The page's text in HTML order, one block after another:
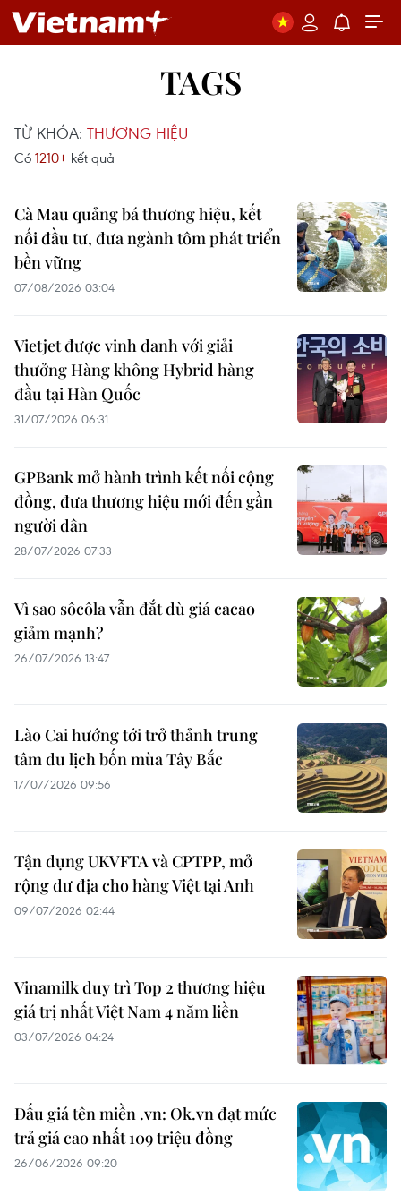
TAGS
TỪ KHÓA: THƯƠNG HIỆU
Có 1210+ kết quả
Cà Mau quảng bá thương hiệu, kết
nối đầu tư, đưa ngành tôm phát triển
bền vững
07/08/2026 03:04
Vietjet được vinh danh với giải
thưởng Hàng không Hybrid hàng
đầu tại Hàn Quốc
31/07/2026 06:31
GPBank mở hành trình kết nối cộng
đồng, đưa thương hiệu mới đến gần
người dân
28/07/2026 07:33
Vì sao sôcôla vẫn đắt dù giá cacao
giảm mạnh?
26/07/2026 13:47
Lào Cai hướng tới trở thảnh trung
tâm du lịch bốn mùa Tây Bắc
17/07/2026 09:56
Tận dụng UKVFTA và CPTPP, mở
rộng dư địa cho hàng Việt tại Anh
09/07/2026 02:44
Vinamilk duy trì Top 2 thương hiệu
giá trị nhất Việt Nam 4 năm liền
03/07/2026 04:24
Đấu giá tên miền .vn: Ok.vn đạt mức
trả giá cao nhất 109 triệu đồng
26/06/2026 09:20